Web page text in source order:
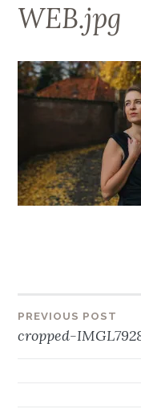
WEB.jpg
Bericht
PREVIOUS POST
cropped-